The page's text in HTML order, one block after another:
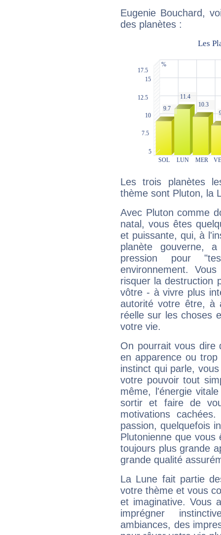
Eugenie Bouchard,
des planètes :
Les trois planètes
thème sont Pluton, la
Avec Pluton comme
natal, vous êtes
et puissante, qui, à
planète gouverne,
pression pour
environnement.
risquer la destruction
vôtre - à vivre plus
autorité votre être, à
réelle sur les choses
votre vie.
On pourrait vous dire
en apparence ou
instinct qui parle,
votre pouvoir tout
même, l'énergie
sortir et faire de
motivations
passion, quelquefois
Plutonienne que
toujours plus grande
grande qualité
La Lune fait partie
votre thème et vous
et imaginative. Vous
imprégner
ambiances, des